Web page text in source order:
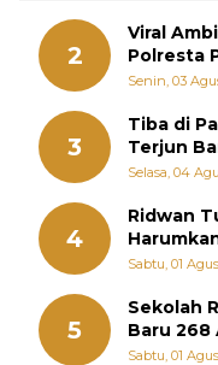
2
Viral
Polresta
Senin, 03
3
Tiba di
Terjun
Selasa, 04
4
Ridwan
Sabtu, 01
5
Sekolah
Baru 268
Memutus
Sabtu, 01